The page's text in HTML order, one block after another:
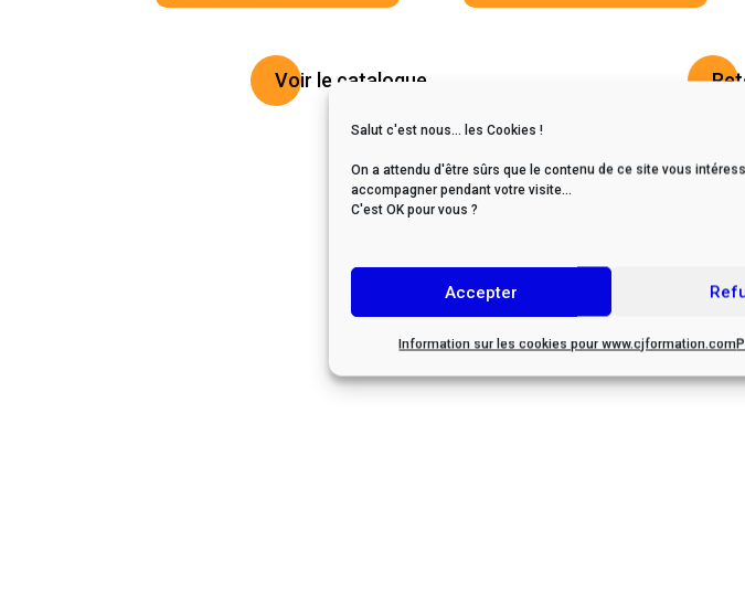
Salut c'est nous... les Cookies !
On a attendu d'être sûrs que le contenu de ce site vous
accompagner pendant votre visite...
C'est OK pour vous ?
Accepter
Information sur les cookies pour www.cjformation.com
Voir le catalogue